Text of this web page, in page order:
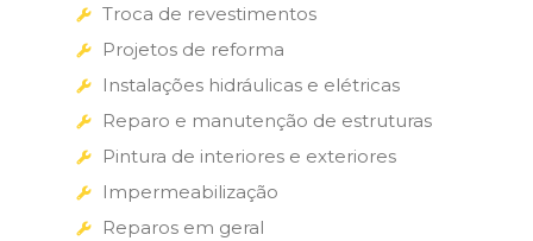
Troca de revestimentos
Projetos de reforma
Instalações hidráulicas e elétricas
Reparo e manutenção de estruturas
Pintura de interiores e exteriores
Impermeabilização
Reparos em geral